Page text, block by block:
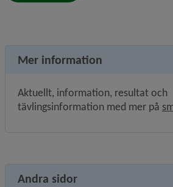
Mer information
Aktuellt, information, resultat och
tävlingsinformation med mer på
Andra sidor